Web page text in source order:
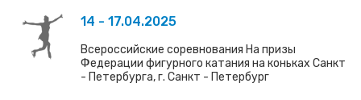
14 - 17.04.2025
Всероссийские соревнования На призы
Федерации фигурного катания на коньках Санкт
- Петербурга, г. Санкт - Петербург